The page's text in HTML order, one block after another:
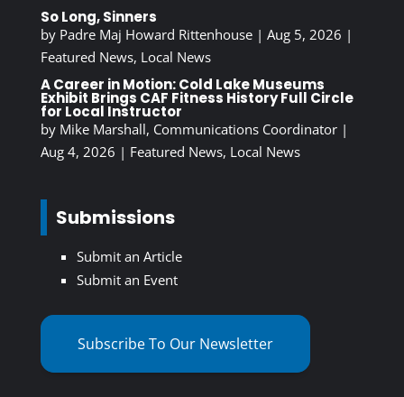
So Long, Sinners
by Padre Maj Howard Rittenhouse| Aug 5, 2026 |
Featured News, Local News
A Career in Motion: Cold Lake Museums
Exhibit Brings CAF Fitness History Full Circle
for Local Instructor
by Mike Marshall, Communications Coordinator|
Aug 4, 2026 | Featured News, Local News
Submissions
Submit an Article
Submit an Event
Subscribe To Our Newsletter